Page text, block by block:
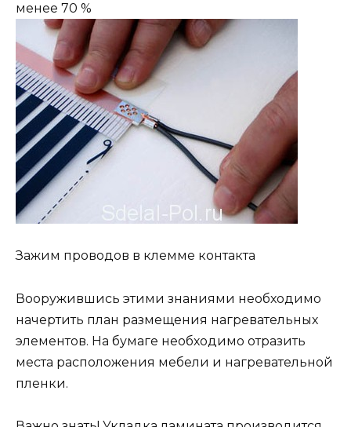
менее 70 %
Зажим проводов в клемме контакта
Вооружившись этими знаниями необходимо
начертить план размещения нагревательных
элементов. На бумаге необходимо отразить
места расположения мебели и нагревательной
пленки.